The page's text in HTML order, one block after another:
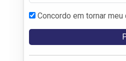
Concordo em tornar